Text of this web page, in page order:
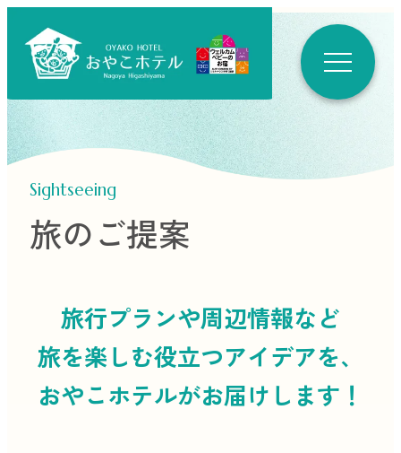
Sightseeing
旅のご提案
旅行プランや周辺情報など
旅を楽しむ役立つアイデアを、
おやこホテルがお届けします！